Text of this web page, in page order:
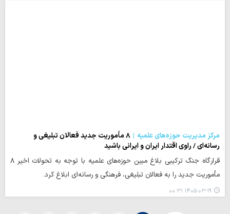
مرکز مدیریت حوزه‌های علمیه
۸ مأموریت جدید فعالان تبلیغی و
رسانه‌ای / راوی اقتدار ایران و ایرانی باشید
قرارگاه جنگ ترکیبی بلاغ مبین حوزه‌های علمیه با توجه به تحولات اخیر ۸
مأموریت جدید را به فعالان تبلیغی، فرهنگی و رسانه‌ای ابلاغ کرد.
۱۴۰۵-۰۳-۱۹ ۰۰:۳۱